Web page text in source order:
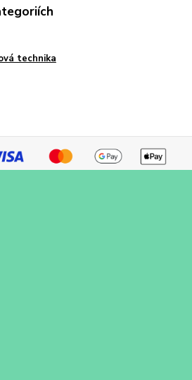
technika